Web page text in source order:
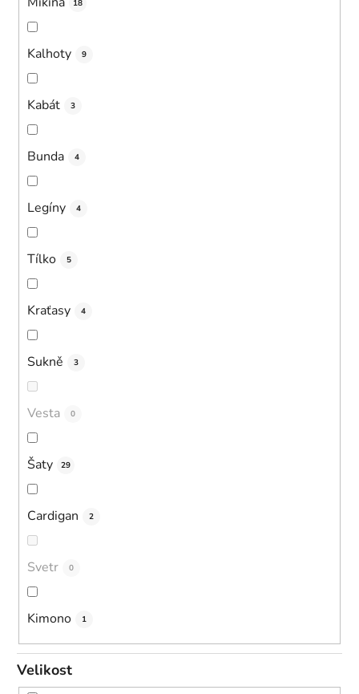
18
Kalhoty 9
Kabát 3
Bunda 4
Legíny 4
Tílko 5
Kraťasy 4
Sukně 3
Vesta 0
Šaty 29
Cardigan 2
Svetr 0
Kimono 1
Velikost